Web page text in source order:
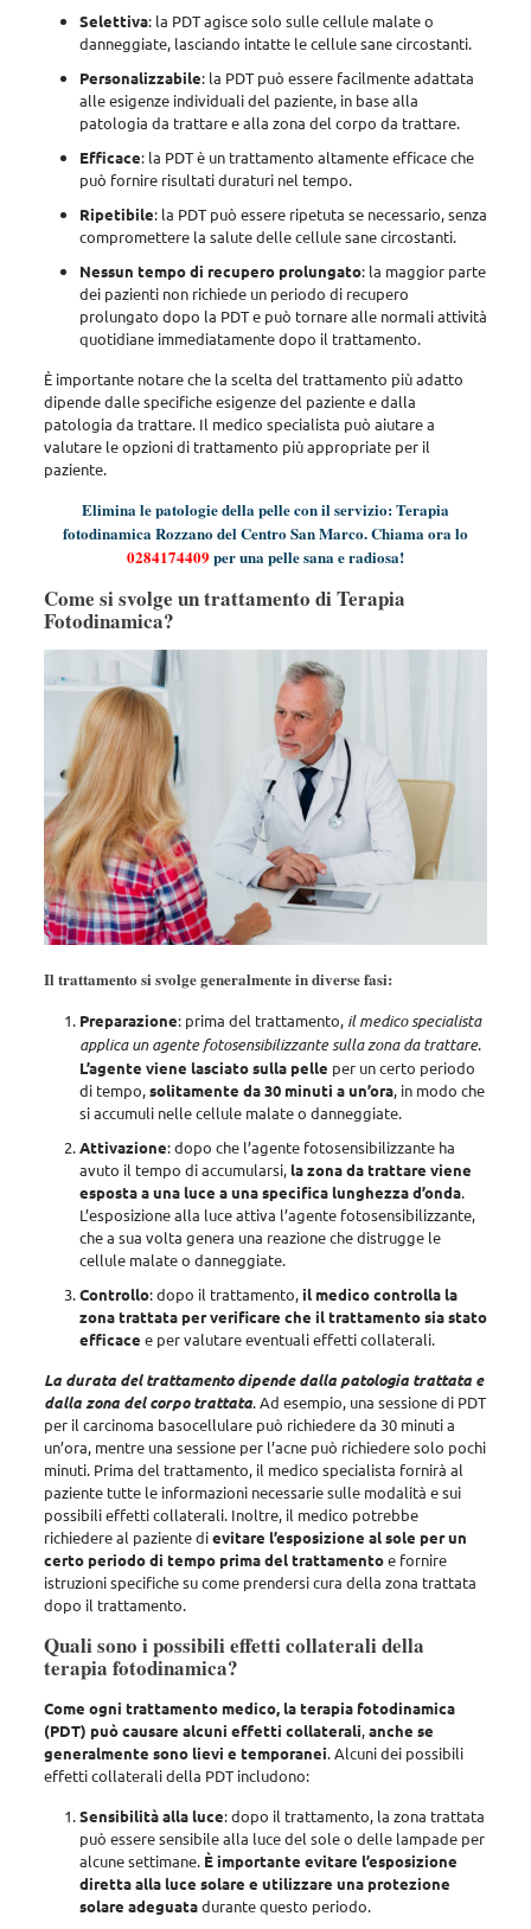
Selettiva: la PDT agisce solo sulle cellule malate o
danneggiate, lasciando intatte le cellule sane circostanti.
Personalizzabile: la PDT può essere facilmente adattata
alle esigenze individuali del paziente, in base alla
patologia da trattare e alla zona del corpo da trattare.
Efficace: la PDT è un trattamento altamente efficace che
può fornire risultati duraturi nel tempo.
Ripetibile: la PDT può essere ripetuta se necessario, senza
compromettere la salute delle cellule sane circostanti.
Nessun tempo di recupero prolungato: la maggior parte
dei pazienti non richiede un periodo di recupero
prolungato dopo la PDT e può tornare alle normali attività
quotidiane immediatamente dopo il trattamento.
È importante notare che la scelta del trattamento più adatto
dipende dalle specifiche esigenze del paziente e dalla
patologia da trattare. Il medico specialista può aiutare a
valutare le opzioni di trattamento più appropriate per il
paziente.
Elimina le patologie della pelle con il servizio: Terapia
fotodinamica Rozzano del Centro San Marco. Chiama ora lo
0284174409per una pelle sana e radiosa!
Come si svolge un trattamento di Terapia
Fotodinamica?
Il trattamento si svolge generalmente in diverse fasi:
Preparazione: prima del trattamento, il medico specialista
applica un agente fotosensibilizzante sulla zona da trattare.
L’agente viene lasciato sulla pelle per un certo periodo
di tempo,solitamente da 30 minuti a un’ora, in modo che
si accumuli nelle cellule malate o danneggiate.
Attivazione: dopo che l’agente fotosensibilizzante ha
avuto il tempo di accumularsi, la zona da trattare viene
esposta a una luce a una specifica lunghezza d’onda.
L’esposizione alla luce attiva l’agente fotosensibilizzante,
che a sua volta genera una reazione che distrugge le
cellule malate o danneggiate.
Controllo: dopo il trattamento,il medico controlla la
zona trattata per verificare che il trattamento sia stato
efficace e per valutare eventuali effetti collaterali.
La durata del trattamento dipende dalla patologia trattata e
dalla zona del corpo trattata. Ad esempio, una sessione di PDT
per il carcinoma basocellulare può richiedere da 30 minuti a
un’ora, mentre una sessione per l’acne può richiedere solo pochi
minuti. Prima del trattamento, il medico specialista fornirà al
paziente tutte le informazioni necessarie sulle modalità e sui
possibili effetti collaterali. Inoltre, il medico potrebbe
richiedere al paziente dievitare l’esposizione al sole per un
certo periodo di tempo prima del trattamentoe fornire
istruzioni specifiche su come prendersi cura della zona trattata
dopo il trattamento.
Quali sono i possibili effetti collaterali della
terapia fotodinamica?
Come ogni trattamento medico, la terapia fotodinamica
(PDT) può causare alcuni effetti collaterali,anche se
generalmente sono lievi e temporanei. Alcuni dei possibili
effetti collaterali della PDT includono:
Sensibilità alla luce: dopo il trattamento, la zona trattata
può essere sensibile alla luce del sole o delle lampade per
alcune settimane. È importante evitare l’esposizione
diretta alla luce solare e utilizzare una protezione
solare adeguatadurante questo periodo.